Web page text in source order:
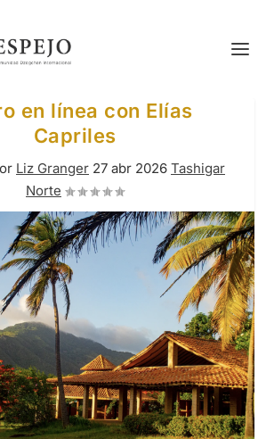
en línea con Elías
Capriles
Liz Granger 27 abr 2026 Tashigar
Norte